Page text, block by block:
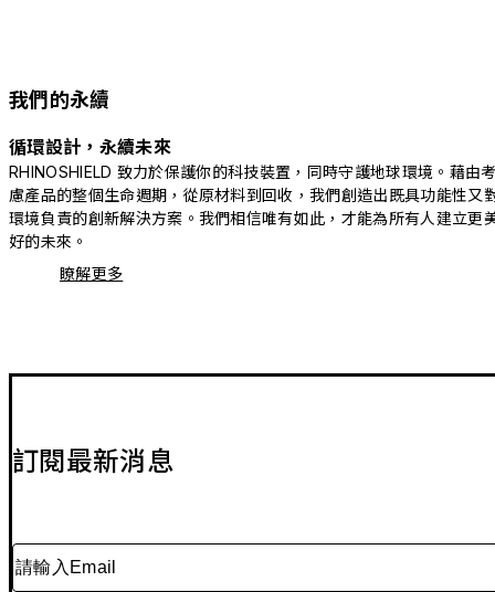
我們的永續
循環設計，永續未來
RHINOSHIELD 致力於保護你的科技裝置，同時守護地球環境。藉由
慮產品的整個生命週期，從原材料到回收，我們創造出既具功能性又
環境負責的創新解決方案。我們相信唯有如此，才能為所有人建立更
好的未來。
瞭解更多
訂閱最新消息
請輸入Email